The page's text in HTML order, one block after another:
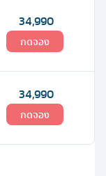
34,990
กดจอง
34,990
กดจอง